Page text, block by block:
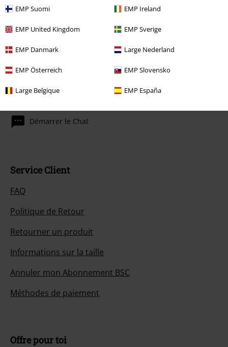
EMP Suomi EMP Ireland
EMP United Kingdom EMP Sverige
EMP Danmark Large Nederland
EMP Österreich EMP Slovensko
Large Belgique EMP España
dont le prix inclut un don.
Vous pourrez nous joindre demain entre 10:00 et 18:30.
Démarrer le Chat
Service Client
FAQ
Politique de Retour
Retourner un produit
Informations sur la taille
Annuler mon Abonnement BSC
Méthodes de paiement
Offre pour toi